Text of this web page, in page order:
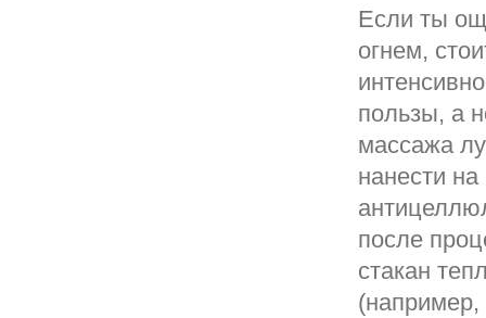
Если ты
огнем,
пользы, а
массажа
нанести
после
стакан
(например,